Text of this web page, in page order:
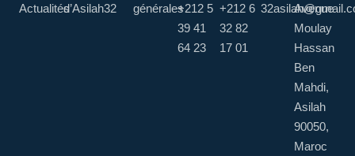
Actualitésd’Asilah32
générales+212 5
39 41
64 23
+212 6
32 82
17 01
Avenue
Moulay
Hassan
Ben
Mahdi,
Asilah
90050,
Maroc